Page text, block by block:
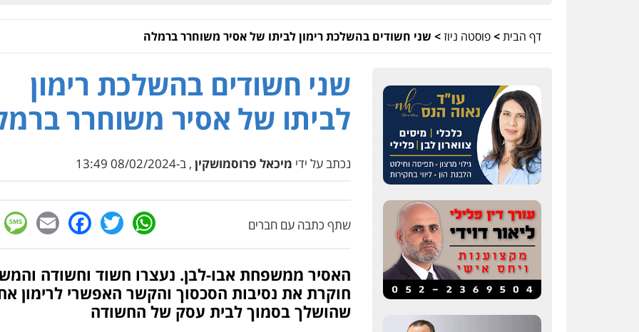
דף הבית>פוסטה ניוז> שני חשודים בהשלכת רימון לביתו של אסיר משוחרר ברמלה
שני חשודים בהשלכת רימון
לביתו של אסיר משוחרר
נכתב על ידי מיכאל פרוסמושקין , ב-08/02/2024 13:49
שתף כתבה עם חברים WhatsApp
Twitter
האסיר ממשפחת אבו-לבן. נעצרו חשוד וחשודה
חוקרת את נסיבות הסכסוך והקשר האפשרי לרימון
שהושלך בסמוך לבית עסק של החשודה